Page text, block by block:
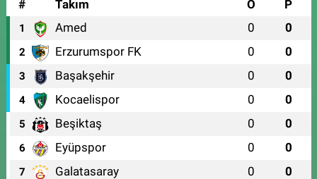
#
Takım O P
1 Amed 0 0
2 Erzurumspor FK 0 0
3 Başakşehir 0 0
4 Kocaelispor 0 0
5 Beşiktaş 0 0
6 Eyüpspor 0 0
7 Galatasaray 0 0